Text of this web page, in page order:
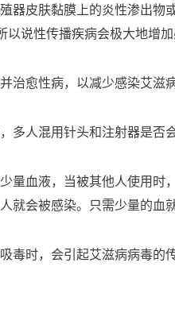
器皮肤黏膜上的炎性渗出
说性传播疾病会极大地增加
治愈性病，以减少感染艾滋
多人混用针头和注射器是否
量血液，当被其他人使用
就会被感染。只需少量的血
毒时，会引起艾滋病病毒